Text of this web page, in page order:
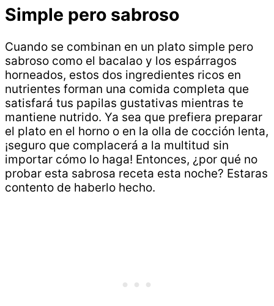
Simple pero sabroso
Cuando se combinan en un plato simple pero
sabroso como el bacalao y los espárragos
horneados, estos dos ingredientes ricos en
nutrientes forman una comida completa que
satisfará tus papilas gustativas mientras te
mantiene nutrido. Ya sea que prefiera preparar
el plato en el horno o en la olla de cocción lenta,
¡seguro que complacerá a la multitud sin
importar cómo lo haga! Entonces, ¿por qué no
probar esta sabrosa receta esta noche? Estaras
contento de haberlo hecho.